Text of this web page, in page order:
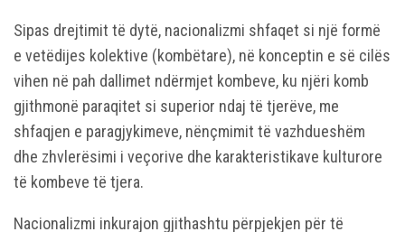
Sipas drejtimit të dytë, nacionalizmi shfaqet si një formë
e vetëdijes kolektive (kombëtare), në konceptin e së cilës
vihen në pah dallimet ndërmjet kombeve, ku njëri komb
gjithmonë paraqitet si superior ndaj të tjerëve, me
shfaqjen e paragjykimeve, nënçmimit të vazhdueshëm
dhe zhvlerësimi i veçorive dhe karakteristikave kulturore
të kombeve të tjera.
Nacionalizmi inkurajon gjithashtu përpjekjen për të